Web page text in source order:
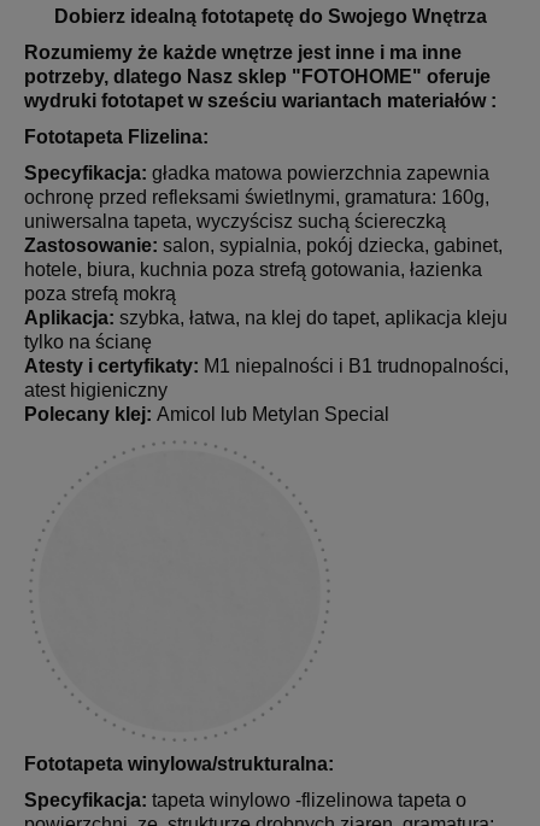
Dobierz idealną fototapetę do Swojego Wnętrza
Rozumiemy że każde wnętrze jest inne i ma inne
potrzeby, dlatego Nasz sklep "FOTOHOME" oferuje
wydruki fototapet w sześciu wariantach materiałów :
Fototapeta Flizelina:
Specyfikacja: gładka matowa powierzchnia zapewnia
ochronę przed refleksami świetlnymi, gramatura: 160g,
uniwersalna tapeta, wyczyścisz suchą ściereczką
Zastosowanie: salon, sypialnia, pokój dziecka, gabinet,
hotele, biura, kuchnia poza strefą gotowania, łazienka
poza strefą mokrą
Aplikacja: szybka, łatwa, na klej do tapet, aplikacja kleju
tylko na ścianę
Atesty i certyfikaty: M1 niepalności i B1 trudnopalności,
atest higieniczny
Polecany klej: Amicol lub Metylan Special
Fototapeta winylowa/strukturalna:
Specyfikacja: tapeta winylowo -flizelinowa tapeta o